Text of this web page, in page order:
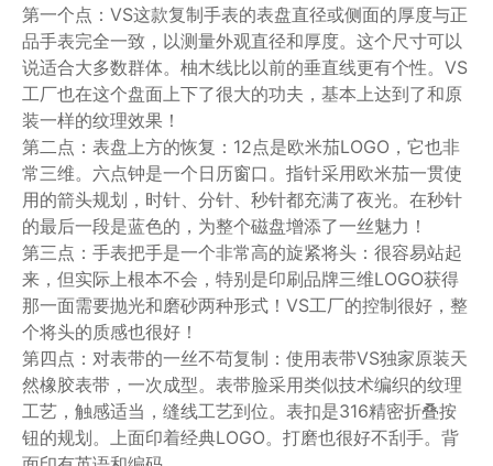
第一个点：VS这款复制手表的表盘直径或侧面的厚度与正
品手表完全一致，以测量外观直径和厚度。这个尺寸可以
说适合大多数群体。柚木线比以前的垂直线更有个性。VS
工厂也在这个盘面上下了很大的功夫，基本上达到了和原
装一样的纹理效果！
第二点：表盘上方的恢复：12点是欧米茄LOGO，它也非
常三维。六点钟是一个日历窗口。指针采用欧米茄一贯使
用的箭头规划，时针、分针、秒针都充满了夜光。在秒针
的最后一段是蓝色的，为整个磁盘增添了一丝魅力！
第三点：手表把手是一个非常高的旋紧将头：很容易站起
来，但实际上根本不会，特别是印刷品牌三维LOGO获得
那一面需要抛光和磨砂两种形式！VS工厂的控制很好，整
个将头的质感也很好！
第四点：对表带的一丝不苟复制：使用表带VS独家原装天
然橡胶表带，一次成型。表带脸采用类似技术编织的纹理
工艺，触感适当，缝线工艺到位。表扣是316精密折叠按
钮的规划。上面印着经典LOGO。打磨也很好不刮手。背